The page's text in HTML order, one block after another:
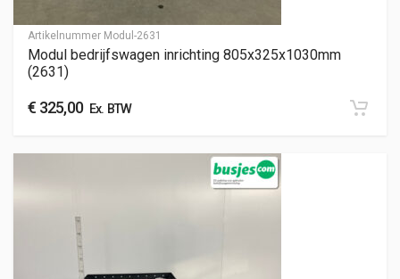
Artikelnummer Modul-2631
Modul bedrijfswagen inrichting 805x325x1030mm
(2631)
€ 325,00Ex. BTW